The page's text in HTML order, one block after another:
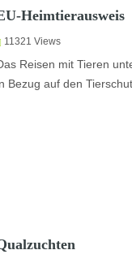
Heimtierausweis
11321 Views
Reisen mit Tieren
Bezug auf den